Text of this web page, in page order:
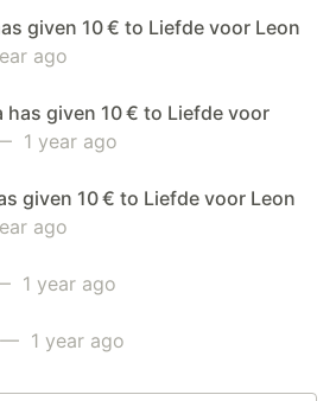
given 10 € to Liefde voor Leon
ago
has given 10 € to Liefde voor
1 year ago
given 10 € to Liefde voor Leon
ago
1 year ago
— 1 year ago